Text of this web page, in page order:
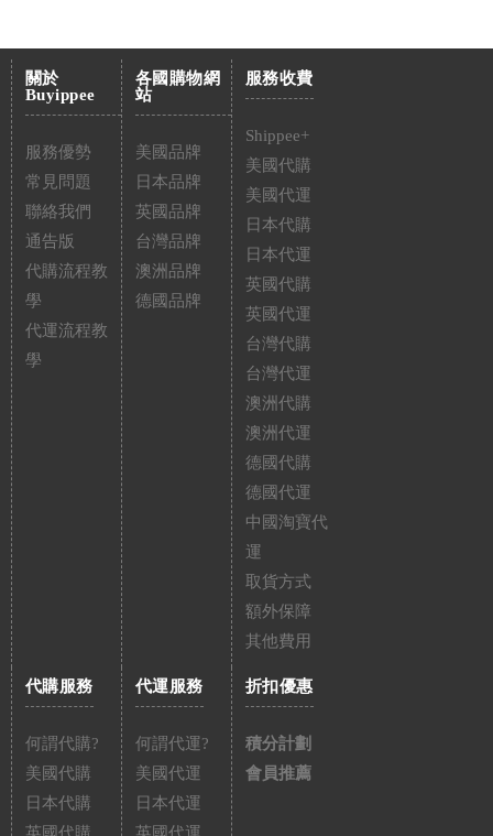
關於
Buyippee
服務優勢
常見問題
聯絡我們
通告版
代購流程教
學
代運流程教
學
各國購物網
站
美國品牌
日本品牌
英國品牌
台灣品牌
澳洲品牌
德國品牌
服務收費
Shippee+
美國代購
美國代運
日本代購
日本代運
英國代購
英國代運
台灣代購
台灣代運
澳洲代購
澳洲代運
德國代購
德國代運
中國淘寶代
運
取貨方式
額外保障
其他費用
代購服務
何謂代購?
美國代購
日本代購
代運服務
何謂代運?
美國代運
日本代運
折扣優惠
積分計劃
會員推薦